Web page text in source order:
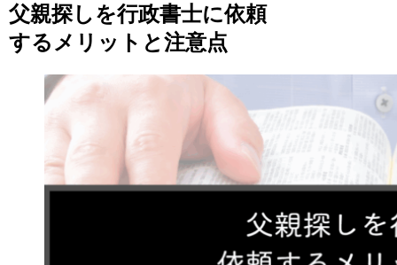
父親探しを行政書士に依頼
するメリットと注意点